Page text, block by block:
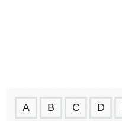
A B C D